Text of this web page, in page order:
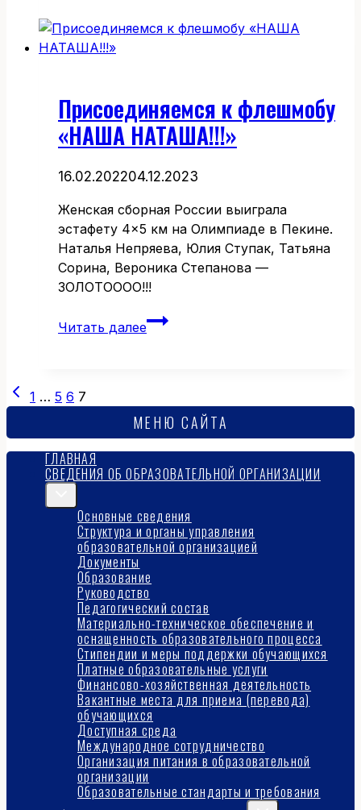
ВСЕМИРНЫЙ
Присоединяемся к флешмобу
«НАША НАТАША!!!»
16.02.202204.12.2023
Женская сборная России выиграла
эстафету 4×5 км на Олимпиаде в Пекине.
Наталья Непряева, Юлия Ступак, Татьяна
Сорина, Вероника Степанова —
ЗОЛОТОООО!!!
Читать далее
Присоединяемся
к
Навигация
страницам
Предыдущая
страница
1 … 5 6 7
МЕНЮ САЙТА
ГЛАВНАЯ
СВЕДЕНИЯ ОБ ОБРАЗОВАТЕЛЬНОЙ ОРГАНИЗАЦИИ
Основные сведения
Структура и органы управления
образовательной организацией
Документы
Образование
Руководство
Педагогический состав
Материально-техническое обеспечение и
оснащенность образовательного процесса
Стипендии и меры поддержки обучающихся
Платные образовательные услуги
Финансово-хозяйственная деятельность
Вакантные места для приема (перевода)
обучающихся
Доступная среда
Международное сотрудничество
Организация питания в образовательной
организации
Образовательные стандарты и требования